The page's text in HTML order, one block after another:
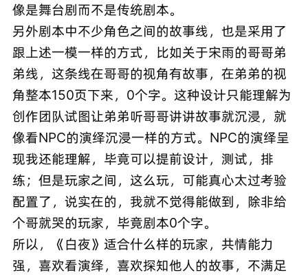
像是舞台剧而不是传统剧本。
另外剧本中不少角色之间的故事线，也是采用了
跟上述一模一样的方式，比如关于宋雨的哥哥弟
弟线，这条线在哥哥的视角有故事，在弟弟的视
角整本150页下来，0个字。这种设计只能理解为
创作团队试图让弟弟听哥哥讲讲故事就沉浸，就
像看NPC的演绎沉浸一样的方式。NPC的演绎呈
现我还能理解，毕竟可以提前设计，测试，排
练；但是玩家之间，这么玩，可能真心太过考验
配置了，说实在的，我就不觉得能做到，除非给
个哥就哭的玩家，毕竟剧本0个字。
所以，《白夜》适合什么样的玩家，共情能力
强，喜欢看演绎，喜欢探知他人的故事，不满足